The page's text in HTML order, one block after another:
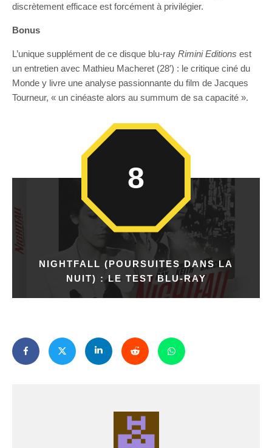
discrètement efficace est forcément à privilégier.
Bonus
L’unique supplément de ce disque blu-ray Rimini Editions est
un entretien avec Mathieu Macheret (28′) : le critique ciné du
Monde y livre une analyse passionnante du film de Jacques
Tourneur, « un cinéaste alors au summum de sa capacité ».
NIGHTFALL (POURSUITES DANS LA
NUIT) : LE TEST BLU-RAY
8